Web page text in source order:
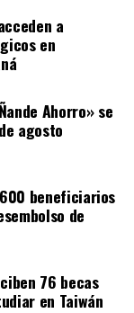
a
en
Ahorro» se
agosto
beneficiarios
de
76 becas
en Taiwán